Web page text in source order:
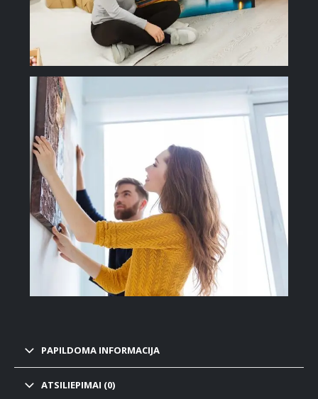
PAPILDOMA INFORMACIJA
ATSILIEPIMAI (0)